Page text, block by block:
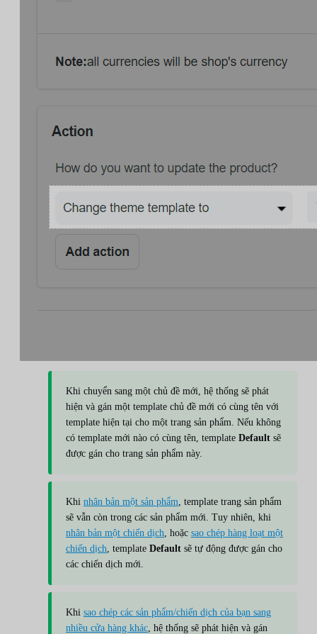
Khi chuyển sang một chủ đề mới, hệ thống sẽ phát
hiện và gán một template chủ đề mới có cùng tên với
template hiện tại cho một trang sản phẩm. Nếu không
có template mới nào có cùng tên, template Default sẽ
được gán cho trang sản phẩm này.
Khi nhân bản một sản phẩm , template trang sản phẩm
sẽ vẫn còn trong các sản phẩm mới. Tuy nhiên, khi
nhân bản một chiến dịch , hoặc sao chép hàng loạt một
chiến dịch , template Default sẽ tự động được gán cho
các chiến dịch mới.
Khi sao chép các sản phẩm/chiến dịch của bạn sang
nhiều cửa hàng khác , hệ thống sẽ phát hiện và gán